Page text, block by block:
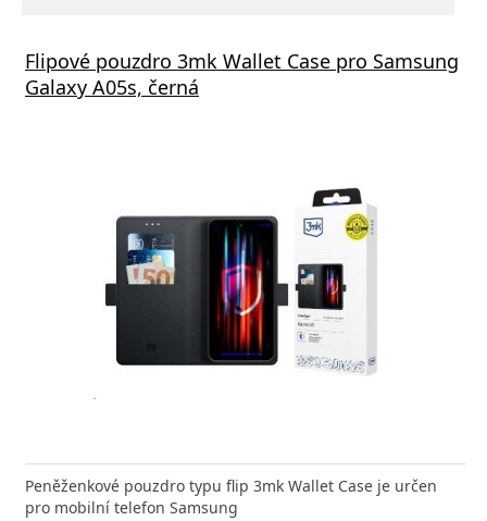
Flipové pouzdro 3mk Wallet Case pro Samsung
Galaxy A05s, černá
Peněženkové pouzdro typu flip 3mk Wallet Case je určen
pro mobilní telefon Samsung